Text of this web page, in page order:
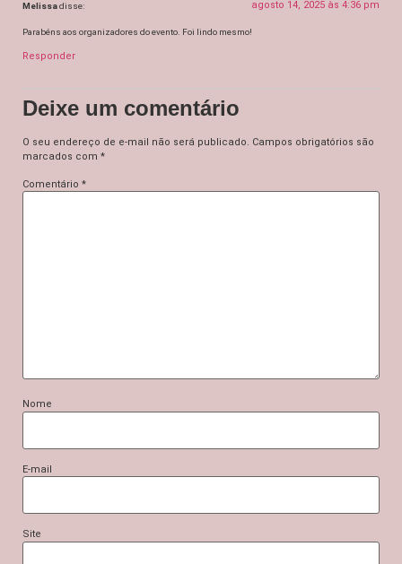
Melissadisse: agosto 14, 2025 às 4:36 pm
Parabéns aos organizadores do evento. Foi lindo mesmo!
Responder
Deixe um comentário
O seu endereço de e-mail não será publicado. Campos obrigatórios são
marcados com *
Comentário *
Nome
E-mail
Site